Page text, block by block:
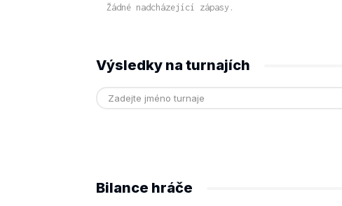
Žádné nadcházející zápasy.
Výsledky na turnajích
Bilance hráče